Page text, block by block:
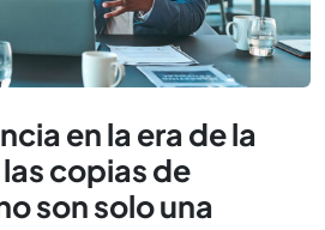
en la era de la
copias de
son solo una